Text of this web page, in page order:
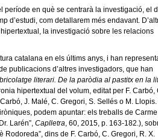
en què se centrarà la investigació, el
d’estudi, com detallarem més endavant.
la investigació sobre les relacions
catalana en els últims anys, i han
publicacions d’altres investigadors, que han
literari. De la paròdia al pastitx en la
hipertextual del volum, editat per F. Carbó,
J. Malé, C. Gregori, S. Sellés o M. Llopis.
podem apuntar: els treballs de
Larén”, Caplletra, 60, 2015, p. 163-182.),
dins de F. Carbó, C. Gregori, R. X.